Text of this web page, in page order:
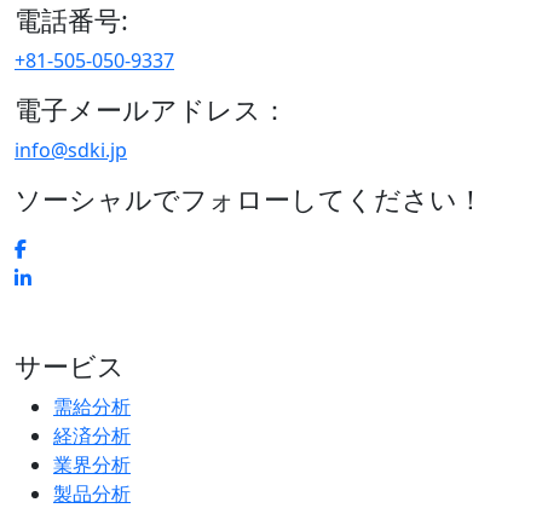
電話番号:
+81-505-050-9337
電子メールアドレス：
info@sdki.jp
ソーシャルでフォローしてください！
サービス
需給分析
経済分析
業界分析
製品分析